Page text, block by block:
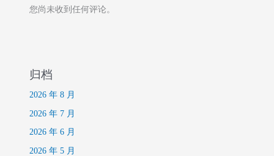
您尚未收到任何评论。
归档
2026 年 8 月
2026 年 7 月
2026 年 6 月
2026 年 5 月